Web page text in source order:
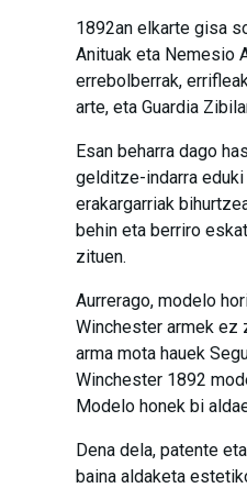
1892an elkarte gisa
Anituak eta Nemesio
errebolberrak,
arte, eta Guardia
Esan beharra dago
gelditze-indarra eduki
erakargarriak
behin eta berriro
zituen.
Aurrerago, modelo
Winchester armek ez
arma mota hauek
Winchester 1892
Modelo honek bi
Dena dela, patente
baina aldaketa